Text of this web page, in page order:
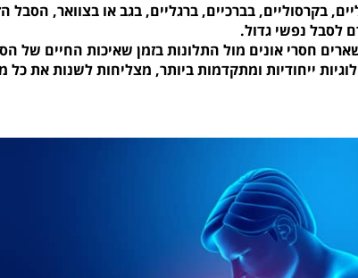
בקרסוליים, בברכיים, ברגליים, בגב או בצוואר, הסבל
לסבל נפשי גדול.
חסרי אונים מול התלונות בזמן שאיכות החיים של
ייחודיות ומתקדמות ביותר, מצליחות לשנות את